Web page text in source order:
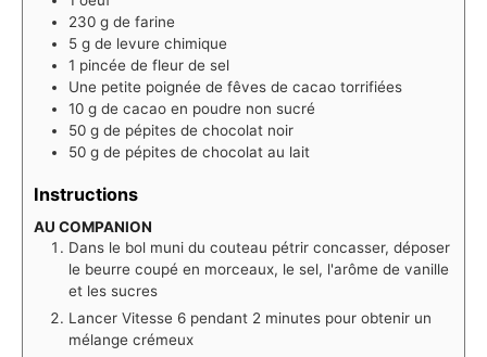
230 g de farine
5 g de levure chimique
1 pincée de fleur de sel
Une petite poignée de fêves de cacao torrifiées
10 g de cacao en poudre non sucré
50 g de pépites de chocolat noir
50 g de pépites de chocolat au lait
Instructions
AU COMPANION
Dans le bol muni du couteau pétrir concasser, déposer
le beurre coupé en morceaux, le sel, l'arôme de vanille
et les sucres
Lancer Vitesse 6 pendant 2 minutes pour obtenir un
mélange crémeux